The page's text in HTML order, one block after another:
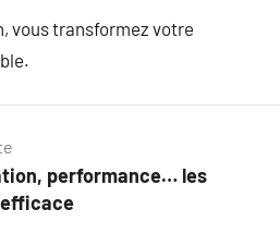
vous transformez votre
performance… les
efficace